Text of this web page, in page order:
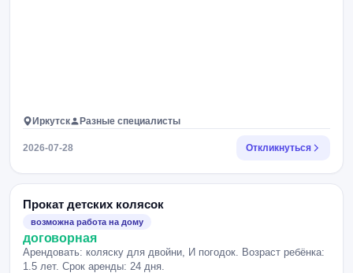
Иркутск Разные специалисты
2026-07-28 Откликнуться
Прокат детских колясок
возможна работа на дому
договорная
Арендовать: коляску для двойни, И погодок. Возраст ребёнка:
1.5 лет. Срок аренды: 24 дня.